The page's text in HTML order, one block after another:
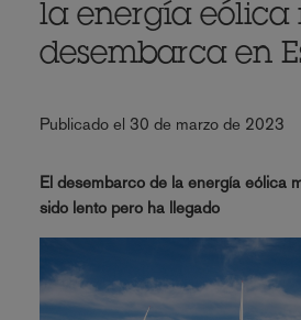
la energía eólica
desembarca en
Publicado el 30 de marzo de 2023
El desembarco de la energía eólica
sido lento pero ha llegado